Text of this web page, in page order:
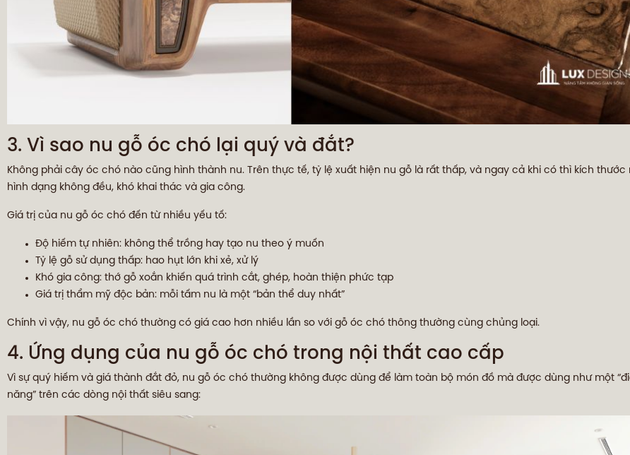
3. Vì sao nu gỗ óc chó lại quý và đắt?
Không phải cây óc chó nào cũng hình thành nu. Trên thực tế, tỷ lệ xuất hiện nu gỗ là rất thấp, và ngay cả khi có thì kích thước
hình dạng không đều, khó khai thác và gia công.
Giá trị của nu gỗ óc chó đến từ nhiều yếu tố:
Độ hiếm tự nhiên: không thể trồng hay tạo nu theo ý muốn
Tỷ lệ gỗ sử dụng thấp: hao hụt lớn khi xẻ, xử lý
Khó gia công: thớ gỗ xoắn khiến quá trình cắt, ghép, hoàn thiện phức tạp
Giá trị thẩm mỹ độc bản: mỗi tấm nu là một “bản thể duy nhất”
Chính vì vậy, nu gỗ óc chó thường có giá cao hơn nhiều lần so với gỗ óc chó thông thường cùng chủng loại.
4. Ứng dụng của nu gỗ óc chó trong nội thất cao cấp
Vì sự quý hiếm và giá thành đắt đỏ, nu gỗ óc chó thường không được dùng để làm toàn bộ món đồ mà được dùng như một
năng” trên các dòng nội thất siêu sang: